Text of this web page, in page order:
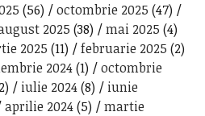
(56) octombrie 2025 (47)
2025 (38) mai 2025 (4)
2025 (11) februarie 2025 (2)
2024(1)
octombrie
iulie 2024(8)
iunie
aprilie 2024(5)
martie